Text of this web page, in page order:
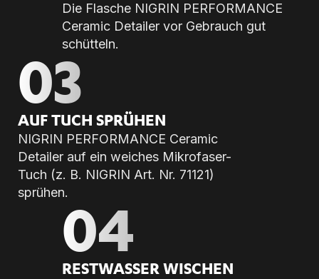
Die Flasche NIGRIN PERFORMANCE
Ceramic Detailer vor Gebrauch gut
schütteln.
03
AUF TUCH SPRÜ­HEN
NIGRIN PERFORMANCE Ceramic
Detailer auf ein weiches Mikrofaser-
Tuch (z. B. NIGRIN Art. Nr. 71121)
sprühen.
04
REST­WAS­SER WI­SCHEN